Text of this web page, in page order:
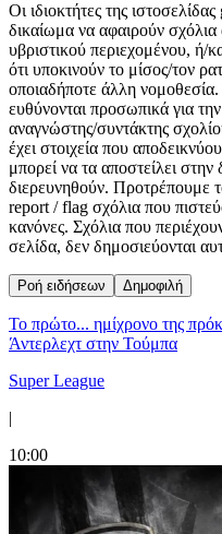
Οι ιδιοκτήτες της
δικαίωμα να αφαιρούν
υβριστικού περιεχομένου, ή/
ότι υποκινούν το μίσος/τον
οποιαδήποτε άλλη
ευθύνονται προσωπικά για
αναγνώστης/συντάκτης
έχει στοιχεία που
μπορεί να τα αποστείλει στην
διερευνηθούν. Προτρέπουμε
report / flag σχόλια που
κανόνες. Σχόλια που
σελίδα, δεν δημοσιεύονται
Ροή ειδήσεων Δημοφιλή
Το πρώτο... ημίχρονο της
Άντερλεχτ στην Τούμπα
Super League
|
10:00